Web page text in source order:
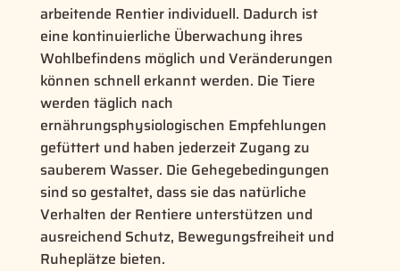
arbeitende Rentier individuell. Dadurch ist
eine kontinuierliche Überwachung ihres
Wohlbefindens möglich und Veränderungen
können schnell erkannt werden. Die Tiere
werden täglich nach
ernährungsphysiologischen Empfehlungen
gefüttert und haben jederzeit Zugang zu
sauberem Wasser. Die Gehegebedingungen
sind so gestaltet, dass sie das natürliche
Verhalten der Rentiere unterstützen und
ausreichend Schutz, Bewegungsfreiheit und
Ruheplätze bieten.